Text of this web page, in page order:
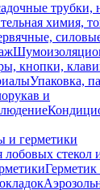
трубки,
химия,
кнопки,
Упаковка,
и
и герметики
лобовых стекол